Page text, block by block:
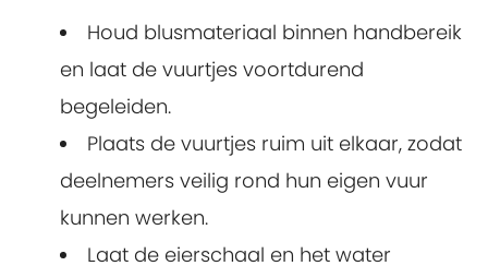
Houd blusmateriaal binnen handbereik
en laat de vuurtjes voortdurend
begeleiden.
Plaats de vuurtjes ruim uit elkaar, zodat
deelnemers veilig rond hun eigen vuur
kunnen werken.
Laat de eierschaal en het water